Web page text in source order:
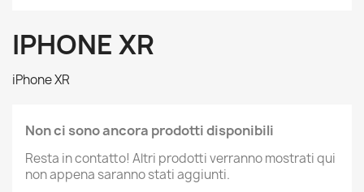
IPHONE XR
iPhone XR
Non ci sono ancora prodotti disponibili
Resta in contatto! Altri prodotti verranno mostrati qui
non appena saranno stati aggiunti.